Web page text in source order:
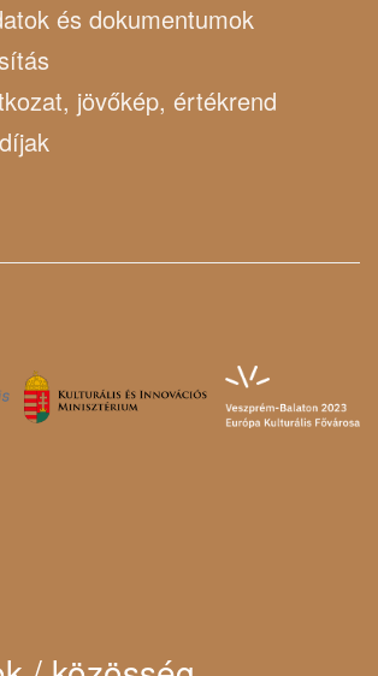
és dokumentumok
jövőkép, értékrend